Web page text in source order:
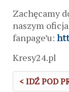
Zachęcamy
naszym
fanpage’u:
Kresy24.pl
< IDŹ POD